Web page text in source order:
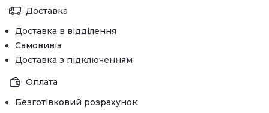
Доставка
Доставка в відділення
Самовивіз
Доставка з підключенням
Оплата
Безготівковий розрахунок